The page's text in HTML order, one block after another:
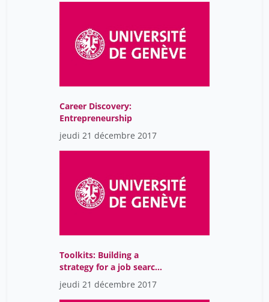
Career Discovery:
Entrepreneurship
jeudi 21 décembre 2017
Toolkits: Building a
strategy for a job search
outside academia
jeudi 21 décembre 2017